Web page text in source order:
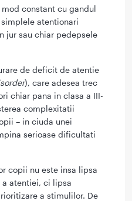
constant cu gandul
simplele atentionari
jur sau chiar pedepsele
de deficit de atentie
), care adesea trec
chiar pana in clasa a III-
complexitatii
– in ciuda unei
serioase dificultati
copii nu este insa lipsa
atentiei, ci lipsa
a stimulilor. De